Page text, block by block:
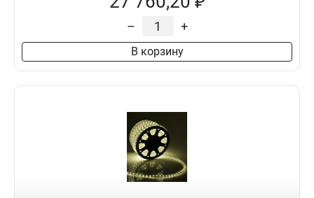
– +
В корзину